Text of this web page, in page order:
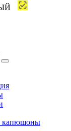
капюшоны